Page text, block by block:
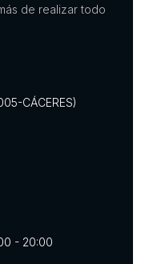
de realizar todo
CÁCERES)
- 20:00